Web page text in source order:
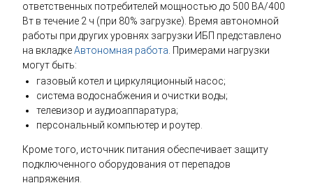
ответственных потребителей мощностью до 500 ВА/400
Вт в течение 2 ч (при 80% загрузке). Время автономной
работы при других уровнях загрузки ИБП представлено
на вкладкеАвтономная работа. Примерами нагрузки
могут быть:
газовый котел и циркуляционный насос;
система водоснабжения и очистки воды;
телевизор и аудиоаппаратура;
персональный компьютер и роутер.
Кроме того, источник питания обеспечивает защиту
подключенного оборудования от перепадов
напряжения.